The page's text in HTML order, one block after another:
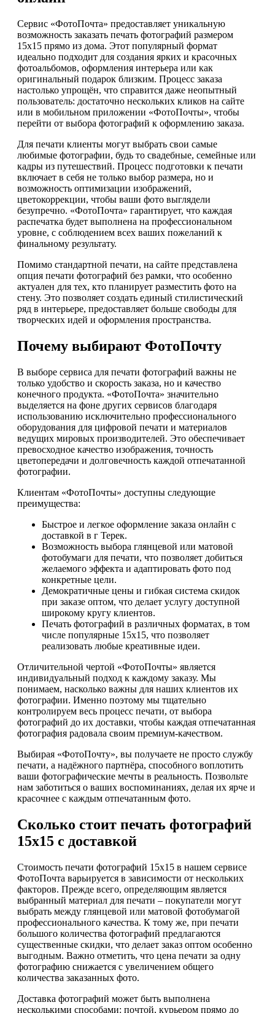
Сервис «ФотоПочта» предоставляет уникальную
возможность заказать печать фотографий размером
15х15 прямо из дома. Этот популярный формат
идеально подходит для создания ярких и красочных
фотоальбомов, оформления интерьера или как
оригинальный подарок близким. Процесс заказа
настолько упрощён, что справится даже неопытный
пользователь: достаточно нескольких кликов на сайте
или в мобильном приложении «ФотоПочты», чтобы
перейти от выбора фотографий к оформлению заказа.
Для печати клиенты могут выбрать свои самые
любимые фотографии, будь то свадебные, семейные или
кадры из путешествий. Процесс подготовки к печати
включает в себя не только выбор размера, но и
возможность оптимизации изображений,
цветокоррекции, чтобы ваши фото выглядели
безупречно. «ФотоПочта» гарантирует, что каждая
распечатка будет выполнена на профессиональном
уровне, с соблюдением всех ваших пожеланий к
финальному результату.
Помимо стандартной печати, на сайте представлена
опция печати фотографий без рамки, что особенно
актуален для тех, кто планирует разместить фото на
стену. Это позволяет создать единый стилистический
ряд в интерьере, предоставляет больше свободы для
творческих идей и оформления пространства.
Почему выбирают ФотоПочту
В выборе сервиса для печати фотографий важны не
только удобство и скорость заказа, но и качество
конечного продукта. «ФотоПочта» значительно
выделяется на фоне других сервисов благодаря
использованию исключительно профессионального
оборудования для цифровой печати и материалов
ведущих мировых производителей. Это обеспечивает
превосходное качество изображения, точность
цветопередачи и долговечность каждой отпечатанной
фотографии.
Клиентам «ФотоПочты» доступны следующие
преимущества:
Быстрое и легкое оформление заказа онлайн с
доставкой в г Терек.
Возможность выбора глянцевой или матовой
фотобумаги для печати, что позволяет добиться
желаемого эффекта и адаптировать фото под
конкретные цели.
Демократичные цены и гибкая система скидок
при заказе оптом, что делает услугу доступной
широкому кругу клиентов.
Печать фотографий в различных форматах, в том
числе популярные 15х15, что позволяет
реализовать любые креативные идеи.
Отличительной чертой «ФотоПочты» является
индивидуальный подход к каждому заказу. Мы
понимаем, насколько важны для наших клиентов их
фотографии. Именно поэтому мы тщательно
контролируем весь процесс печати, от выбора
фотографий до их доставки, чтобы каждая отпечатанная
фотография радовала своим премиум-качеством.
Выбирая «ФотоПочту», вы получаете не просто службу
печати, а надёжного партнёра, способного воплотить
ваши фотографические мечты в реальность. Позвольте
нам заботиться о ваших воспоминаниях, делая их ярче и
красочнее с каждым отпечатанным фото.
Сколько стоит печать фотографий
15х15 с доставкой
Стоимость печати фотографий 15x15 в нашем сервисе
ФотоПочта варьируется в зависимости от нескольких
факторов. Прежде всего, определяющим является
выбранный материал для печати – покупатели могут
выбрать между глянцевой или матовой фотобумагой
профессионального качества. К тому же, при печати
большого количества фотографий предлагаются
существенные скидки, что делает заказ оптом особенно
выгодным. Важно отметить, что цена печати за одну
фотографию снижается с увеличением общего
количества заказанных фото.
Доставка фотографий может быть выполнена
несколькими способами: почтой, курьером прямо до